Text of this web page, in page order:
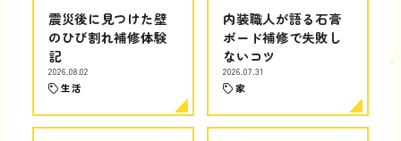
震災後に見つけた壁
のひび割れ補修体験
記
2026.08.02
生活
内装職人が語る石膏
ボード補修で失敗し
ないコツ
2026.07.31
家